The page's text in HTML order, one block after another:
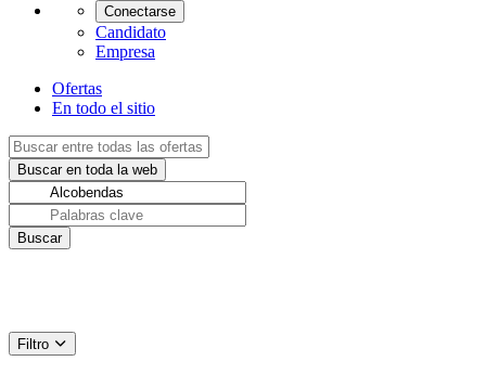
Conectarse
Candidato
Empresa
Ofertas
En todo el sitio
Filtro